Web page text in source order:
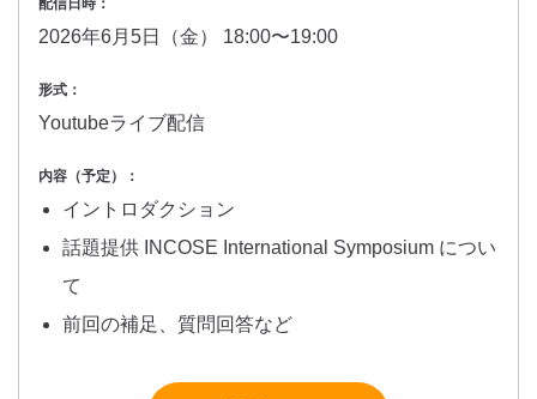
配信日時：
2026年6月5日（金） 18:00〜19:00
形式：
Youtubeライブ配信
内容（予定）：
イントロダクション
話題提供 INCOSE International Symposium につい
て
前回の補足、質問回答など